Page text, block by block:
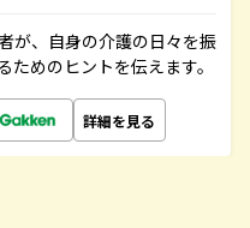
が、自身の介護の日々を振
めのヒントを伝えます。
詳細を見る